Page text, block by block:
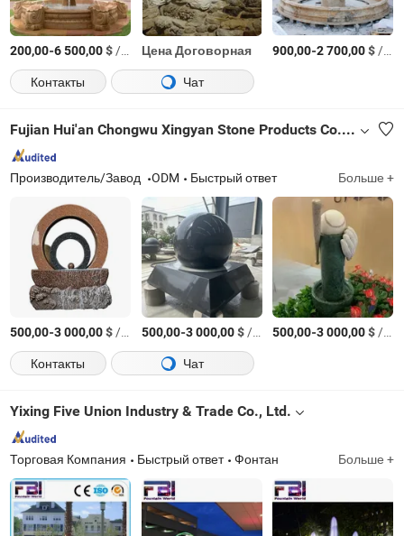
200,00-6 500,00$/шт. Цена Договорная 900,00-2 700,00$/шт.
Контакты
Чат
Fujian Hui'an Chongwu Xingyan Stone Products Co., Ltd.
Производитель/Завод ODM Быстрый ответ Больше +
500,00-3 000,00$/шт. 500,00-3 000,00$/шт. 500,00-3 000,00$/шт.
Контакты
Чат
Yixing Five Union Industry & Trade Co., Ltd.
Торговая Компания Быстрый ответ Фонтан Больше +